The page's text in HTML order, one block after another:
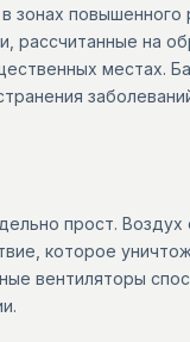
зонах повышенного
рассчитанные на
местах.
прост.
которое
вентиляторы